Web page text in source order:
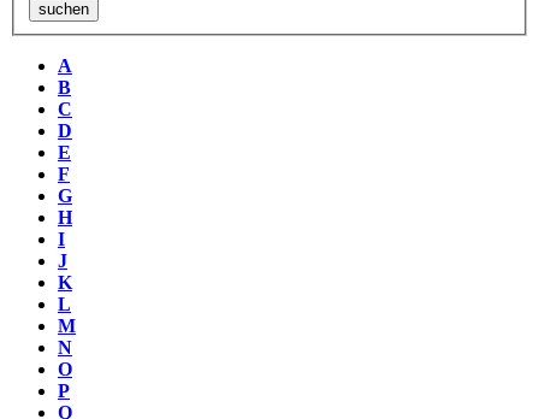
A
B
C
D
E
F
G
H
I
J
K
L
M
N
O
P
Q